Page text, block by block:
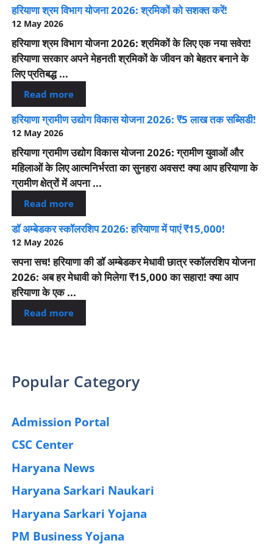
हरियाणा श्रम विभाग योजना 2026: श्रमिकों को सशक्त करें!
12 May 2026
हरियाणा श्रम विभाग योजना 2026: श्रमिकों के लिए एक नया सवेरा!
हरियाणा सरकार अपने मेहनती श्रमिकों के जीवन को बेहतर बनाने के
लिए प्रतिबद्ध ...
Read more
हरियाणा ग्रामीण उद्योग विकास योजना 2026: ₹5 लाख तक सब्सिडी!
12 May 2026
हरियाणा ग्रामीण उद्योग विकास योजना 2026: ग्रामीण युवाओं और
महिलाओं के लिए आत्मनिर्भरता का सुनहरा अवसर! क्या आप हरियाणा के
ग्रामीण क्षेत्रों में अपना ...
Read more
डॉ अम्बेडकर स्कॉलरशिप 2026: हरियाणा में पाएं ₹15,000!
12 May 2026
सपना सच! हरियाणा की डॉ अम्बेडकर मेधावी छात्र स्कॉलरशिप योजना
2026: अब हर मेधावी को मिलेगा ₹15,000 का सहारा! क्या आप
हरियाणा के एक ...
Read more
Popular Category
Admission Portal
CSC Center
Haryana News
Haryana Sarkari Naukari
Haryana Sarkari Yojana
PM Business Yojana